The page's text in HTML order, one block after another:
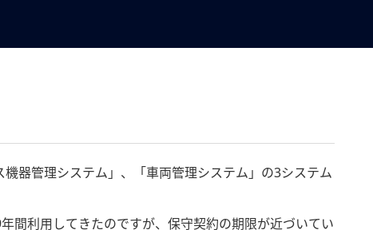
器管理システム」、「車両管理システム」の3システム
間利用してきたのですが、保守契約の期限が近づいてい